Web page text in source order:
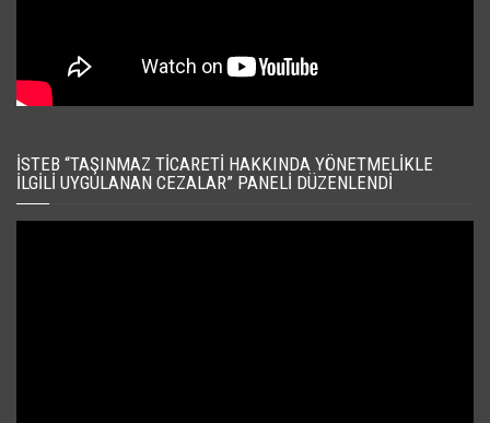
İSTEB “TAŞINMAZ TICARETI HAKKINDA YÖNETMELIKLE
İLGILI UYGULANAN CEZALAR” PANELI DÜZENLENDI